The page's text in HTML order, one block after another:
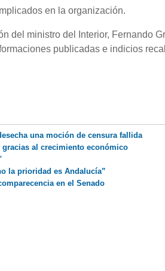
en la organización.
del ministro del Interior, Fernando
publicadas e indicios
una moción de censura fallida
al crecimiento económico
la prioridad es Andalucía”
en el Senado